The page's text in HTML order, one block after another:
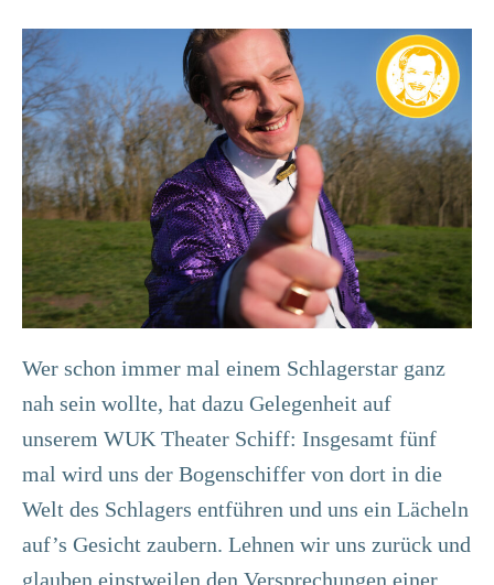
Wer schon immer mal einem Schlagerstar ganz
nah sein wollte, hat dazu Gelegenheit auf
unserem WUK Theater Schiff: Insgesamt fünf
mal wird uns der Bogenschiffer von dort in die
Welt des Schlagers entführen und uns ein Lächeln
auf’s Gesicht zaubern. Lehnen wir uns zurück und
glauben einstweilen den Versprechungen einer